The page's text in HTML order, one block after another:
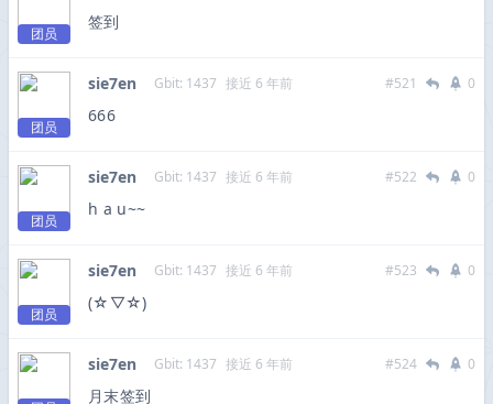
团员
签到
团员
sie7en Gbit: 1437 接近 6 年前 #521 0
666
团员
sie7en Gbit: 1437 接近 6 年前 #522 0
h a u~~
团员
sie7en Gbit: 1437 接近 6 年前 #523 0
(☆▽☆)
sie7en Gbit: 1437 接近 6 年前 #524 0
月末签到